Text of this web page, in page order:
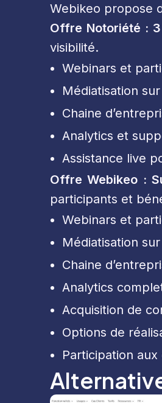
Webikeo propose
Offre Notoriété :
visibilité.
Webinars et
Médiatisation
Chaine
Analytics et
Assistance live
Offre Webikeo :
participants et
Webinars et
Médiatisation
Chaine
Analytics
Acquisition de
Options de
Participation